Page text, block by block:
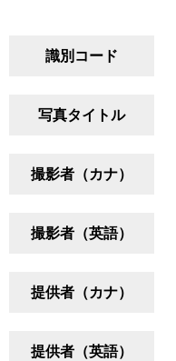
識別コード
写真タイトル
撮影者（カナ）
撮影者（英語）
提供者（カナ）
提供者（英語）